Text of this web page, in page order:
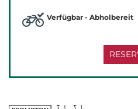
Verfügbar - Abholbereit